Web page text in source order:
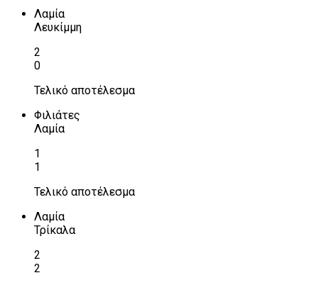
Λαμία
Λευκίμμη
2
0
Τελικό αποτέλεσμα
Φιλιάτες
Λαμία
1
1
Τελικό αποτέλεσμα
Λαμία
Τρίκαλα
2
2